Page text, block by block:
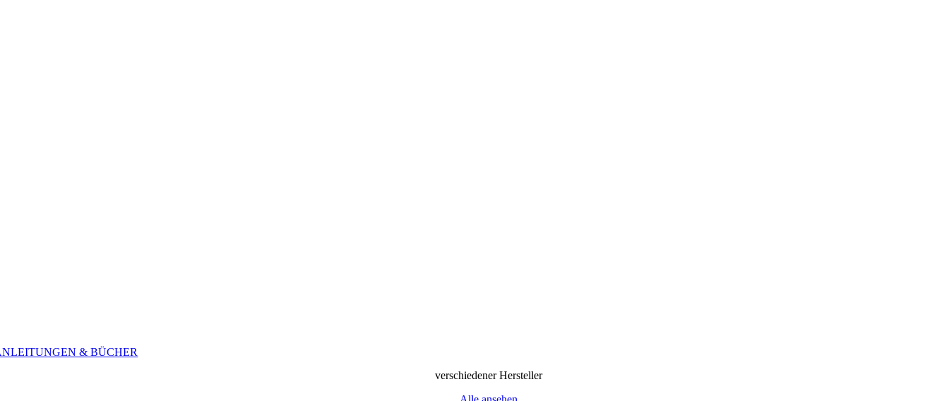
& BÜCHER
verschiedener Hersteller